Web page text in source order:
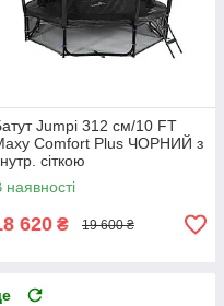
Jumpi 312 см/10 FT
Comfort Plus ЧОРНИЙ з
сіткою
наявності
620 ₴ 19 600 ₴